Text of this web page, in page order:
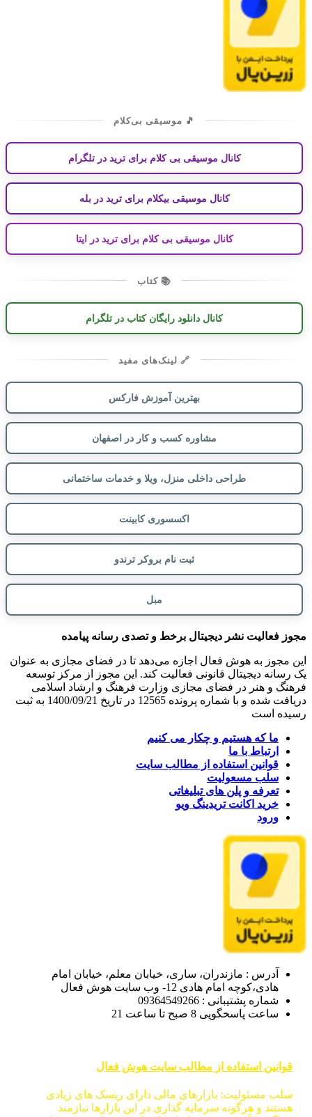
🎵 موسیقی بی‌کلام
کانال موسیقی بی کلام برای ترید در تلگرام
کانال موسیقی بیکلام برای ترید در بله
کانال موسیقی بی کلام برای ترید در ایتا
📚 کتاب
کانال دانلود رایگان کتاب در تلگرام
🔗 لینک‌های مفید
بهترین آموزش فارکس
مشاوره کسب و کار در اصفهان
طراحی داخلی منزل، ویلا و خدمات ساختمانی
اکسسوری کابینت
ثبت نام بروکر ترندو
مبل
مجوز فعالیت نشر دیجیتال برخط و تصدی رسانه پیامده
این مجوز به هوش فعال اجازه می‌دهد تا در فضای مجازی به عنوان
یک رسانه دیجیتال قانونی فعالیت کند. این مجوز از مرکز توسعه
فرهنگ و هنر در فضای مجازی وزارت فرهنگ و ارشاد اسلامی
دریافت شده و با شماره پرونده 12565 در تاریخ 1400/09/21 به ثبت
رسیده است
ما که هستیم و چکار می کنیم
ارتباط با ما
قوانین استفاده از مطالب سایت
سلب مسعولیت
تعرفه و پلن های تبلیغاتی
خرید اکانت تریدینگ ویو
ورود
آدرس : مازندران، ساری، خیابان معلم، خیابان امام
هادی،کوچه امام هادی 12- وب سایت هوش فعال
شماره پشتیبانی : 09364549266
ساعت پاسخگویی 8 صبح تا ساعت 21
قوانین استفاده از مطالب سایت هوش فعال
سلب مسئولیت: بازارهای مالی دارای ریسک های زیادی
هستند و هرگونه سرمایه گذاری در این بازارها نیازمند